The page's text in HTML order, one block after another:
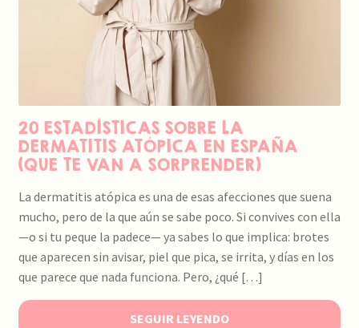
20 ESTADÍSTICAS SOBRE LA
DERMATITIS ATÓPICA EN ESPAÑA
(QUE TE VAN A SORPRENDER)
La dermatitis atópica es una de esas afecciones que suena
mucho, pero de la que aún se sabe poco. Si convives con ella
—o si tu peque la padece— ya sabes lo que implica: brotes
que aparecen sin avisar, piel que pica, se irrita, y días en los
que parece que nada funciona. Pero, ¿qué […]
SEGUIR LEYENDO